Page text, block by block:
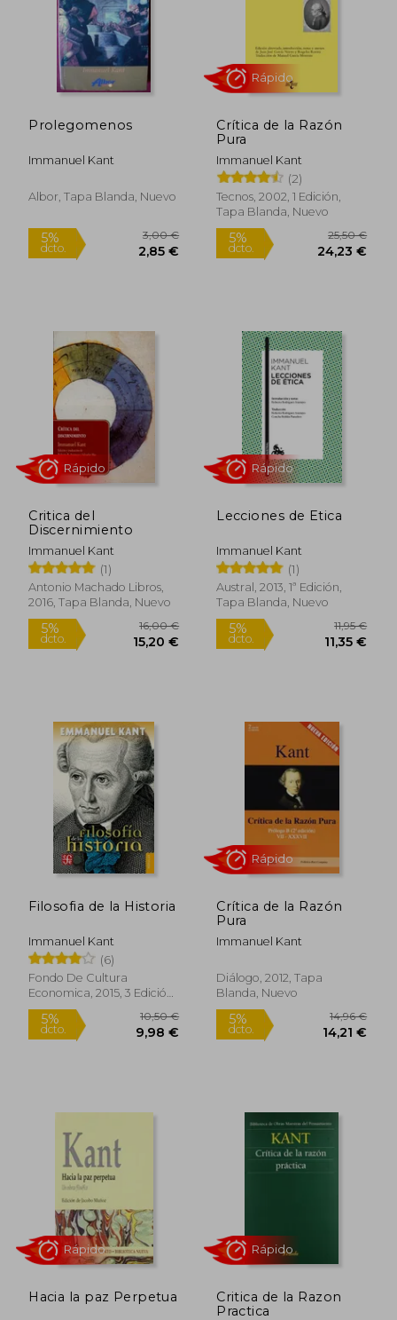
dcto. 26,60 €
Rápido
5%
dcto.
Rápido
Prolegomenos
Immanuel Kant
Albor, Tapa Blanda, Nuevo
5%
dcto. 2,85 €
Crítica de la Razón
Pura
Immanuel Kant
(2)
Tecnos, 2002, 1 Edición,
Tapa Blanda, Nuevo
5%
dcto.
Rápido
Critica del
Discernimiento
Immanuel Kant
(1)
Antonio Machado Libros,
2016, Tapa Blanda, Nuevo
Rápido
Lecciones de Etica
Immanuel Kant
(1)
Austral, 2013, 1ª Edición,
Tapa Blanda, Nuevo
Rápido
Filosofia de la Historia
Immanuel Kant
(6)
Fondo De Cultura
Economica, 2015, 3 Edición,
Tapa Blanda, Nuevo
Crítica de la Razón
Pura
Immanuel Kant
Diálogo, 2012, Tapa
Blanda, Nuevo
Hacia la paz Perpetua
Critica de la Razon
Practica